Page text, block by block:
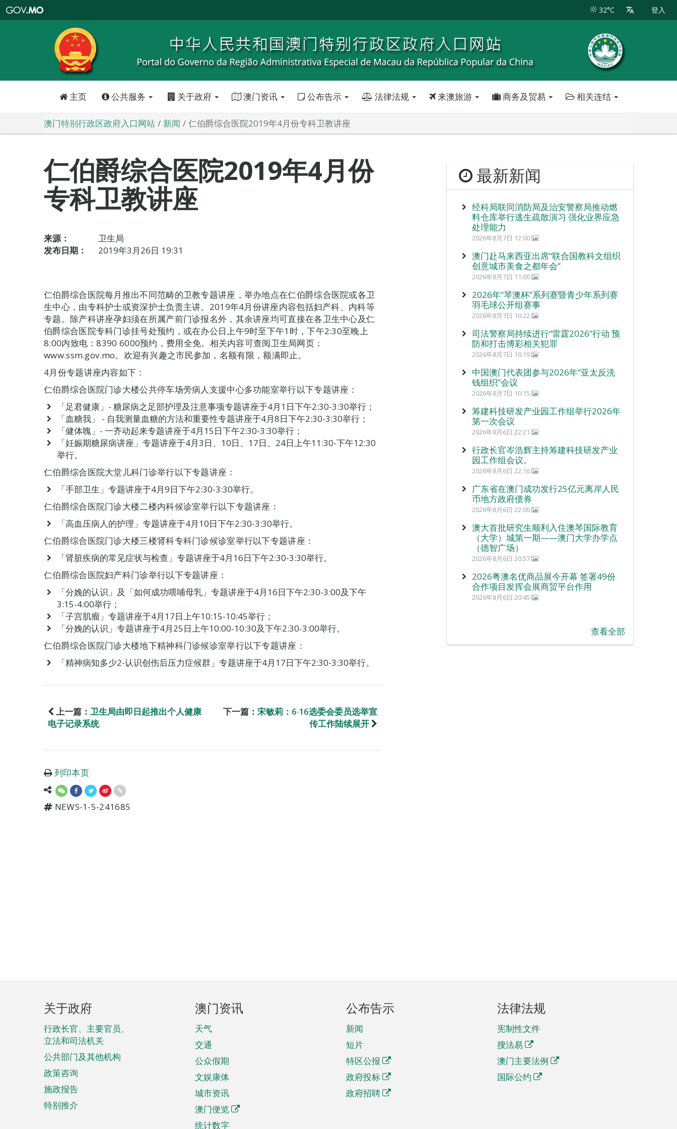
特
政
区
政
口
32°C 登入
主页 公共服务 关于政府 澳门资讯 公布告示 法律法规 来澳旅游 商务及贸易 相关连结
澳门特别行政区政府入口网站 新闻 仁伯爵综合医院2019年4月份专科卫教讲座
仁伯爵综合医院2019年4月份
专科卫教讲座
来源：
卫生局
发布日期：
2019年3月26日 19:31
仁伯爵综合医院每月推出不同范畴的卫教专题讲座，举办地点在仁伯爵综合医院或各卫
生中心，由专科护士或资深护士负责主讲。2019年4月份讲座内容包括妇产科、内科等
专题。除产科讲座孕妇须在所属产前门诊报名外，其余讲座均可直接在各卫生中心及仁
伯爵综合医院专科门诊挂号处预约，或在办公日上午9时至下午1时，下午2:30至晚上
8:00内致电：8390 6000预约，费用全免。相关内容可查阅卫生局网页：
www.ssm.gov.mo。欢迎有兴趣之市民参加，名额有限，额满即止。
4月份专题讲座内容如下：
仁伯爵综合医院门诊大楼公共停车场旁病人支援中心多功能室举行以下专题讲座：
「足君健康」- 糖尿病之足部护理及注意事项专题讲座于4月1日下午2:30-3:30举行；
「血糖我」 - 自我测量血糖的方法和重要性专题讲座于4月8日下午2:30-3:30举行；
「健体魄」- 一齐动起来专题讲座于4月15日下午2:30-3:30举行；
「妊娠期糖尿病讲座」专题讲座于4月3日、10日、17日、24日上午11:30-下午12:30
举行。
仁伯爵综合医院大堂儿科门诊举行以下专题讲座：
「手部卫生」专题讲座于4月9日下午2:30-3:30举行。
仁伯爵综合医院门诊大楼二楼内科候诊室举行以下专题讲座：
「高血压病人的护理」专题讲座于4月10日下午2:30-3:30举行。
仁伯爵综合医院门诊大楼三楼肾科专科门诊候诊室举行以下专题讲座：
「肾脏疾病的常见症状与检查」专题讲座于4月16日下午2:30-3:30举行。
仁伯爵综合医院妇产科门诊举行以下专题讲座：
「分娩的认识」及「如何成功喂哺母乳」专题讲座于4月16日下午2:30-3:00及下午
3:15-4:00举行；
「子宫肌瘤」专题讲座于4月17日上午10:15-10:45举行；
「分娩的认识」专题讲座于4月25日上午10:00-10:30及下午2:30-3:00举行。
仁伯爵综合医院门诊大楼地下精神科门诊候诊室举行以下专题讲座：
「精神病知多少2-认识创伤后压力症候群」专题讲座于4月17日下午2:30-3:30举行。
上一篇： 卫生局由即日起推出个人健康
电子记录系统
下一篇： 宋敏莉：6‧16选委会委员选举宣
传工作陆续展开
列印本页
NEWS-1-5-241685
最新新闻
经科局联同消防局及治安警察局推动燃
料仓库举行逃生疏散演习 强化业界应急
处理能力
2026年8月7日 12:00
澳门赴马来西亚出席“联合国教科文组织
创意城市美食之都年会”
2026年8月7日 11:00
2026年“琴澳杯”系列赛暨青少年系列赛
羽毛球公开组赛事
2026年8月7日 10:22
司法警察局持续进行“雷霆2026”行动 预
防和打击博彩相关犯罪
2026年8月7日 10:19
中国澳门代表团参与2026年“亚太反洗
钱组织”会议
2026年8月7日 10:15
筹建科技研发产业园工作组举行2026年
第一次会议
2026年8月6日 22:21
行政长官岑浩辉主持筹建科技研发产业
园工作组会议。
2026年8月6日 22:16
广东省在澳门成功发行25亿元离岸人民
币地方政府债券
2026年8月6日 22:00
澳大首批研究生顺利入住澳琴国际教育
（大学）城第一期——澳门大学办学点
（德智广场）
2026年8月6日 20:57
2026粤澳名优商品展今开幕 签署49份
合作项目发挥会展商贸平台作用
2026年8月6日 20:45
查看全部
页
脚
菜
单
关于政府
行政长官、主要官员、
立法和司法机关
公共部门及其他机构
政策咨询
施政报告
特别推介
澳门资讯
天气
交通
公众假期
文娱康体
城市资讯
澳门便览
统计数字
公布告示
新闻
短片
特区公报
政府投标
政府招聘
法律法规
宪制性文件
搜法易
澳门主要法例
国际公约